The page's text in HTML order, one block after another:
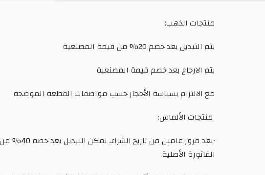
منتجات الذهب:
يتم التبديل بعد خصم 20% من قيمة المصنعية
يتم الارجاع بعد خصم قيمة المصنعية
مع الالتزام بسياسة الأحجار حسب مواصفات القطعة الموضحة
منتجات الألماس:
الفاتورة الأصلية.